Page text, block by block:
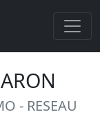
- RESEAU